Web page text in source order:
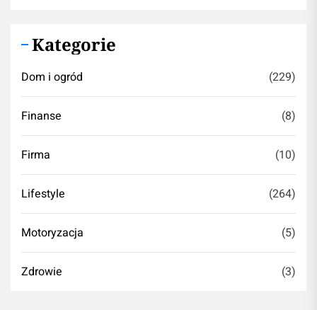
Kategorie
Dom i ogród (229)
Finanse (8)
Firma (10)
Lifestyle (264)
Motoryzacja (5)
Zdrowie (3)